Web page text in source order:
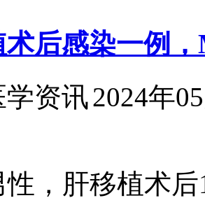
术后感染一例
资讯2024年
性，肝移植术